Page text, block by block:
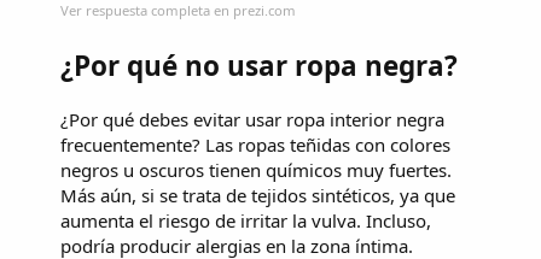
Ver respuesta completa en prezi.com
¿Por qué no usar ropa negra?
¿Por qué debes evitar usar ropa interior negra
frecuentemente? Las ropas teñidas con colores
negros u oscuros tienen químicos muy fuertes.
Más aún, si se trata de tejidos sintéticos, ya que
aumenta el riesgo de irritar la vulva. Incluso,
podría producir alergias en la zona íntima.